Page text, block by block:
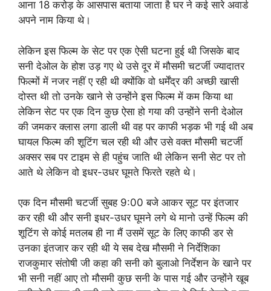
आना 18 करोड़ के आसपास बताया जाता है घर ने कई सारे अवार्ड
अपने नाम किया थे।
लेकिन इस फिल्म के सेट पर एक ऐसी घटना हुई थी जिसके बाद
सनी देओल के होश उड़ गए थे उसे दूर में मौसमी चटर्जी ज्यादातर
फिल्मों में नजर नहीं ए रही थी क्योंकि वो धर्मेंद्र की अच्छी खासी
दोस्त थी तो उनके खाने से उन्होंने इस फिल्म में कम किया था
लेकिन सेट पर एक दिन कुछ ऐसा हो गया की उन्होंने सनी देओल
की जमकर क्लास लगा डाली थी वह पर काफी भड़क भी गई थी अब
घायल फिल्म की शूटिंग चल रही थी और उसे वक्त मौसमी चटर्जी
अक्सर सब पर टाइम से ही पहुंच जाति थी लेकिन सनी सेट पर तो
आते थे लेकिन वो इधर-उधर घूमते फिरते रहते थे।
एक दिन मौसमी चटर्जी सुबह 9:00 बजे आकर सूट पर इंतजार
कर रही थी और सनी इधर-उधर घूमने लगे थे मानो उन्हें फिल्म की
शूटिंग से कोई मतलब ही ना मैं उसमें सूट के लिए काफी डर से
उनका इंतजार कर रही थी ये सब देख मौसमी ने निर्देशिका
राजकुमार संतोषी जी कहा की सनी को बुलाओ निर्देशन के खाने पर
भी सनी नहीं आए तो मौसमी कुछ सनी के पास गई और उन्होंने खूब